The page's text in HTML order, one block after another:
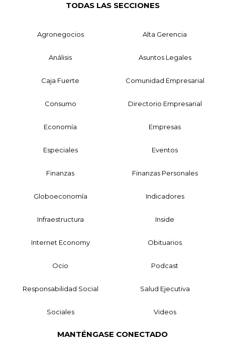
TODAS LAS SECCIONES
Agronegocios Alta Gerencia
Análisis Asuntos Legales
Caja Fuerte Comunidad Empresarial
Consumo Directorio Empresarial
Economía Empresas
Especiales Eventos
Finanzas Finanzas Personales
Globoeconomía Indicadores
Infraestructura Inside
Internet Economy Obituarios
Ocio Podcast
Responsabilidad Social Salud Ejecutiva
Sociales Videos
MANTÉNGASE CONECTADO